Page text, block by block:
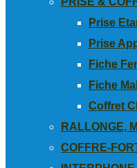
Prise
Prise
Fiche
Fiche
Coffret
RALLONGE,
COFFRE-